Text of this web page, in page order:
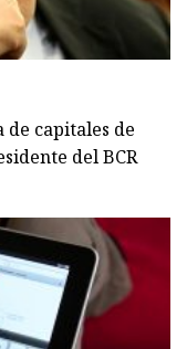
capitales de
del BCR